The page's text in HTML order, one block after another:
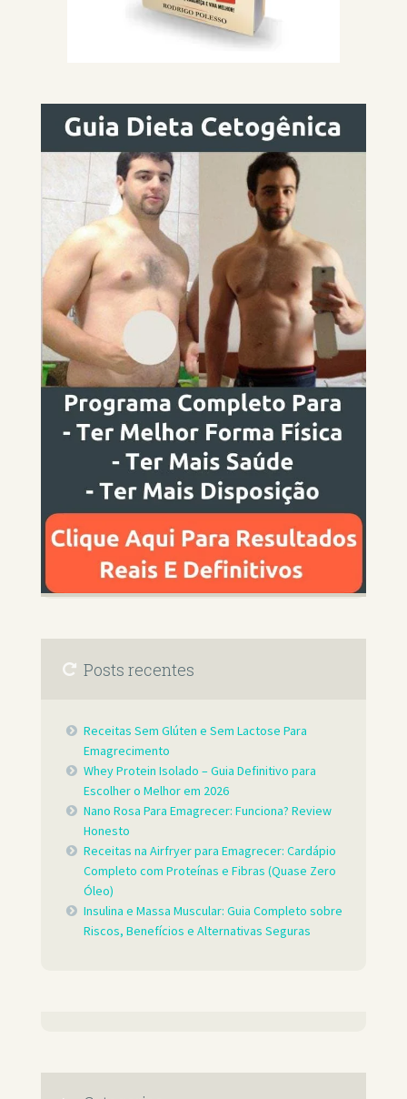
Posts recentes
Receitas Sem Glúten e Sem Lactose Para
Emagrecimento
Whey Protein Isolado – Guia Definitivo para
Escolher o Melhor em 2026
Nano Rosa Para Emagrecer: Funciona? Review
Honesto
Receitas na Airfryer para Emagrecer: Cardápio
Completo com Proteínas e Fibras (Quase Zero
Óleo)
Insulina e Massa Muscular: Guia Completo sobre
Riscos, Benefícios e Alternativas Seguras